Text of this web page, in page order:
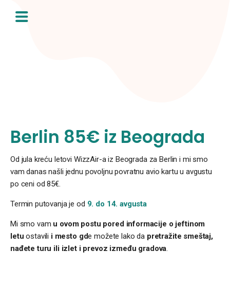
content
Berlin 85€ iz Beograda
Od jula kreću letovi WizzAir-a iz Beograda za Berlin i mi smo
vam danas našli jednu povoljnu povratnu avio kartu u avgustu
po ceni od 85€.
Termin putovanja je od 9. do 14. avgusta
Mi smo vam u ovom postu pored informacije o jeftinom
letu ostavili i mesto gde možete lako da pretražite smeštaj,
nađete turu ili izlet i prevoz između gradova.